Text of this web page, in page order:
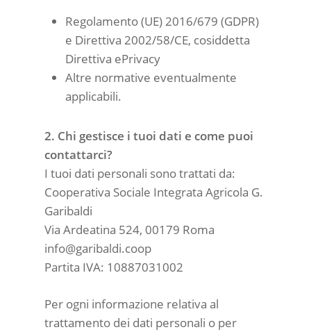
Regolamento (UE) 2016/679 (GDPR)
e Direttiva 2002/58/CE, cosiddetta
Direttiva ePrivacy
Altre normative eventualmente
applicabili.
2. Chi gestisce i tuoi dati e come puoi
contattarci?
I tuoi dati personali sono trattati da:
Cooperativa Sociale Integrata Agricola G.
Garibaldi
Via Ardeatina 524, 00179 Roma
info@garibaldi.coop
Partita IVA: 10887031002
Per ogni informazione relativa al
trattamento dei dati personali o per